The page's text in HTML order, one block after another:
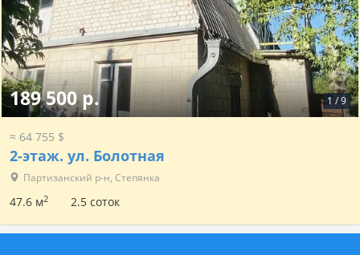
1 /9
189 500 р.
≈ 64 755 $
2-этаж. ул. Болотная
Партизанский р-н, Степянка
47.6 м2 2.5 соток